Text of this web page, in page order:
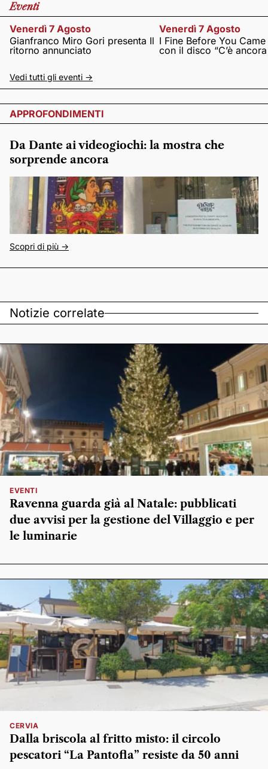
Eventi
Venerdì 7 Agosto
Gianfranco Miro Gori presenta Il
ritorno annunciato
Venerdì 7 Agosto
I Fine Before You
con il disco “C’è
Vedi tutti gli eventi ->
APPROFONDIMENTI
Da Dante ai videogiochi: la mostra che
sorprende ancora
Scopri di più ->
Notizie correlate
EVENTI
Ravenna guarda già al Natale: pubblicati
due avvisi per la gestione del Villaggio e per
le luminarie
CERVIA
Dalla briscola al fritto misto: il circolo
pescatori “La Pantofla” resiste da 50 anni